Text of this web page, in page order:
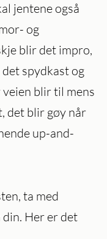
jentene også
og
blir det impro,
spydkast og
blir til mens
det blir gøy når
up-and-
ta med
Her er det